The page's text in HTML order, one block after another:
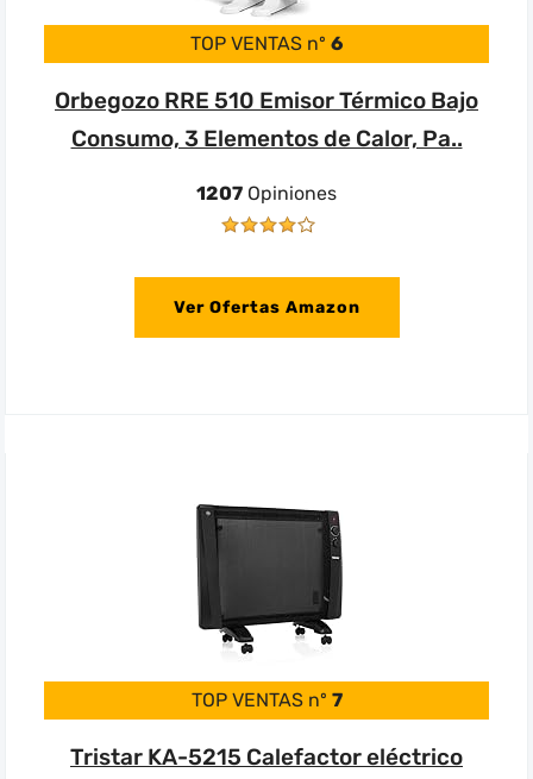
TOP VENTAS nº 6
Orbegozo RRE 510 Emisor Térmico Bajo
Consumo, 3 Elementos de Calor, Pa..
1207 Opiniones
Ver Ofertas Amazon
TOP VENTAS nº 7
Tristar KA-5215 Calefactor eléctrico